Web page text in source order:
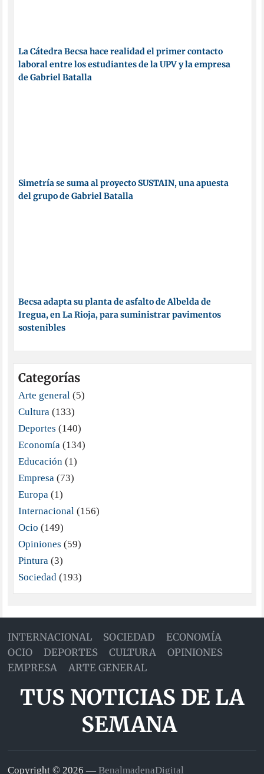
La Cátedra Becsa hace realidad el primer contacto
laboral entre los estudiantes de la UPV y la empresa
de Gabriel Batalla
Simetría se suma al proyecto SUSTAIN, una apuesta
del grupo de Gabriel Batalla
Becsa adapta su planta de asfalto de Albelda de
Iregua, en La Rioja, para suministrar pavimentos
sostenibles
Categorías
Arte general(5)
Cultura(133)
Deportes (140)
Economía(134)
Educación(1)
Empresa(73)
Europa(1)
Internacional(156)
Ocio (149)
Opiniones (59)
Pintura(3)
Sociedad(193)
INTERNACIONAL SOCIEDAD
ECONOMÍA
OCIO
DEPORTES CULTURA
OPINIONES
EMPRESA
ARTE GENERAL
TUS NOTICIAS DE LA
SEMANA
Copyright © 2026 —BenalmadenaDigital